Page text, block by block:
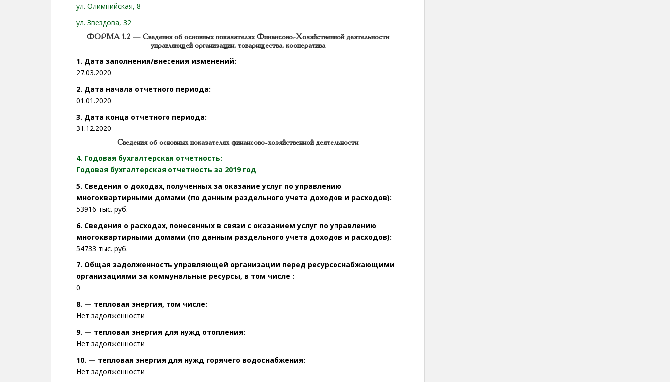
ул. Олимпийская, 8
ул. Звездова, 32
ФОРМА 1.2 — Сведения об основных показателях Финансово-Хозяйственной деятельности
управляющей организации, товарищества, кооператива
1. Дата заполнения/внесения изменений:
27.03.2020
2. Дата начала отчетного периода:
01.01.2020
3. Дата конца отчетного периода:
31.12.2020
Сведения об основных показателях финансово-хозяйственной деятельности
4. Годовая бухгалтерская отчетность:
Годовая бухгалтерская отчетность за 2019 год
5. Сведения о доходах, полученных за оказание услуг по управлению
многоквартирными домами (по данным раздельного учета доходов и расходов):
53916 тыс. руб.
6. Сведения о расходах, понесенных в связи с оказанием услуг по управлению
многоквартирными домами (по данным раздельного учета доходов и расходов):
54733 тыс. руб.
7. Общая задолженность управляющей организации перед ресурсоснабжающими
организациями за коммунальные ресурсы, в том числе :
0
8. — тепловая энергия, том числе:
Нет задолженности
9. — тепловая энергия для нужд отопления:
Нет задолженности
10. — тепловая энергия для нужд горячего водоснабжения:
Нет задолженности